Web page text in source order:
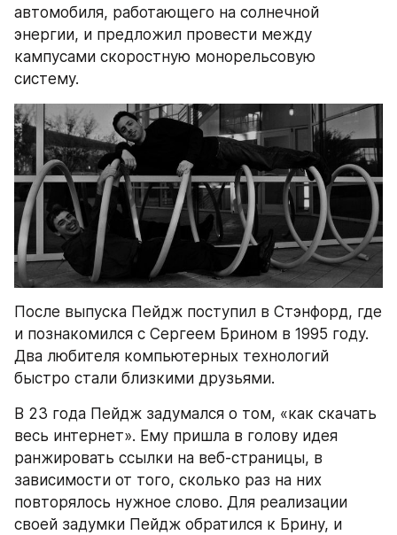
автомобиля, работающего на солнечной
энергии, и предложил провести между
кампусами скоростную монорельсовую
систему.
После выпуска Пейдж поступил в Стэнфорд, где
и познакомился с Сергеем Брином в 1995 году.
Два любителя компьютерных технологий
быстро стали близкими друзьями.
В 23 года Пейдж задумался о том, «как скачать
весь интернет». Ему пришла в голову идея
ранжировать ссылки на веб-страницы, в
зависимости от того, сколько раз на них
повторялось нужное слово. Для реализации
своей задумки Пейдж обратился к Брину, и